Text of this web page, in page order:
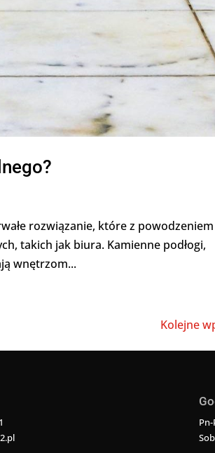
rozwiązanie, które z powodzeniem
takich jak biura. Kamienne podłogi,
wnętrzom...
Kolejne